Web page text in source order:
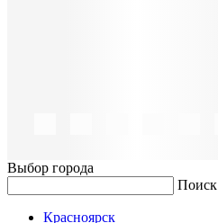
Выбор города
Поиск
Красноярск